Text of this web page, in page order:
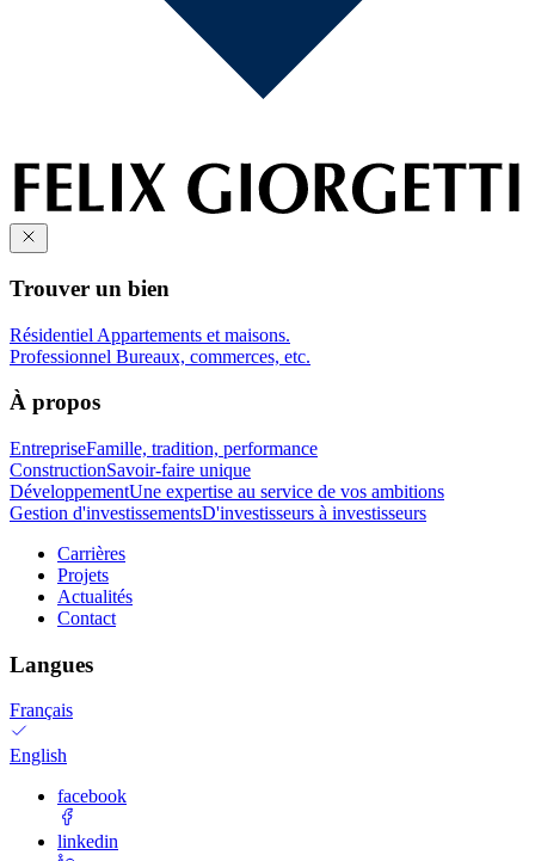
Trouver un bien
Résidentiel Appartements et maisons.
Professionnel Bureaux, commerces, etc.
À propos
EntrepriseFamille, tradition, performance
ConstructionSavoir-faire unique
DéveloppementUne expertise au service de vos ambitions
Gestion d'investissementsD'investisseurs à investisseurs
Carrières
Projets
Actualités
Contact
Langues
Français
English
facebook
linkedin